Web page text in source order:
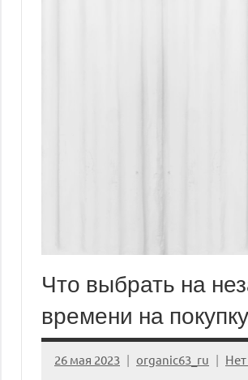
Что выбрать на
времени на
26 мая 2023 organic63_ru